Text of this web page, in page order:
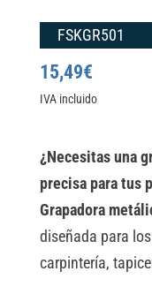
FSKGR501
15,49€
IVA incluido
¿Necesitas una
precisa para tus
Grapadora
diseñada para
carpintería,